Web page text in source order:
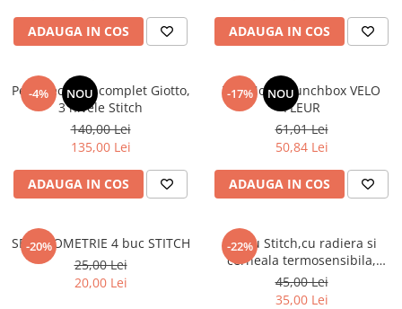
ADAUGA IN COS ADAUGA IN COS
-4% NOU
Penar echipat complet Giotto,
3 nivele Stitch
140,00 Lei
135,00 Lei
ADAUGA IN COS
-17% NOU
TOPModel Lunchbox VELO
FLEUR
61,01 Lei
50,84 Lei
ADAUGA IN COS
-20%
SET GEOMETRIE 4 buc STITCH
25,00 Lei
20,00 Lei
-22%
Stilou Stitch,cu radiera si
cerneala termosensibila,
pastel
45,00 Lei
35,00 Lei